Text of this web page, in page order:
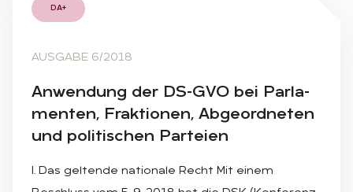
DA+
AUSGABE 6/2018
An­wen­dung der DS-GVO bei Par­la­
men­ten, Frak­tio­nen, Ab­ge­ord­ne­ten
und po­li­ti­schen Par­tei­en
I. Das geltende nationale Recht Mit einem